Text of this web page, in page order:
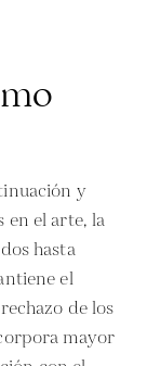
y
en el arte, la
hasta
el
de los
mayor